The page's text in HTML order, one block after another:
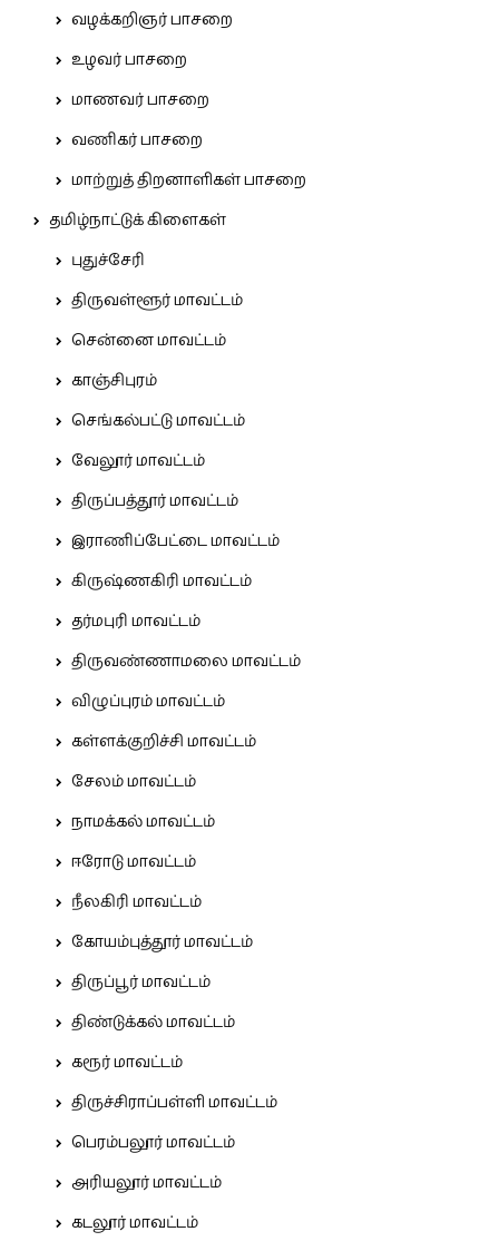
வழக்கறிஞர் பாசறை
உழவர் பாசறை
மாணவர் பாசறை
வணிகர் பாசறை
மாற்றுத் திறனாளிகள் பாசறை
தமிழ்நாட்டுக் கிளைகள்
புதுச்சேரி
திருவள்ளூர் மாவட்டம்
சென்னை மாவட்டம்
காஞ்சிபுரம்
செங்கல்பட்டு மாவட்டம்
வேலூர் மாவட்டம்
திருப்பத்தூர் மாவட்டம்
இராணிப்பேட்டை மாவட்டம்
கிருஷ்ணகிரி மாவட்டம்
தர்மபுரி மாவட்டம்
திருவண்ணாமலை மாவட்டம்
விழுப்புரம் மாவட்டம்
கள்ளக்குறிச்சி மாவட்டம்
சேலம் மாவட்டம்
நாமக்கல் மாவட்டம்
ஈரோடு மாவட்டம்
நீலகிரி மாவட்டம்
கோயம்புத்தூர் மாவட்டம்
திருப்பூர் மாவட்டம்
திண்டுக்கல் மாவட்டம்
கரூர் மாவட்டம்
திருச்சிராப்பள்ளி மாவட்டம்
பெரம்பலூர் மாவட்டம்
அரியலூர் மாவட்டம்
கடலூர் மாவட்டம்